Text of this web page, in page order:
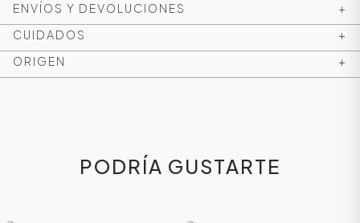
ENVÍOS Y DEVOLUCIONES
+
CUIDADOS
+
ORIGEN
+
PODRÍA GUSTARTE